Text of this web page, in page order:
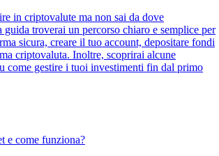
in criptovalute ma non sai da dove
guida troverai un percorso chiaro e semplice per
sicura, creare il tuo account, depositare fondi
criptovaluta. Inoltre, scoprirai alcune
come gestire i tuoi investimenti fin dal primo
e come funziona?